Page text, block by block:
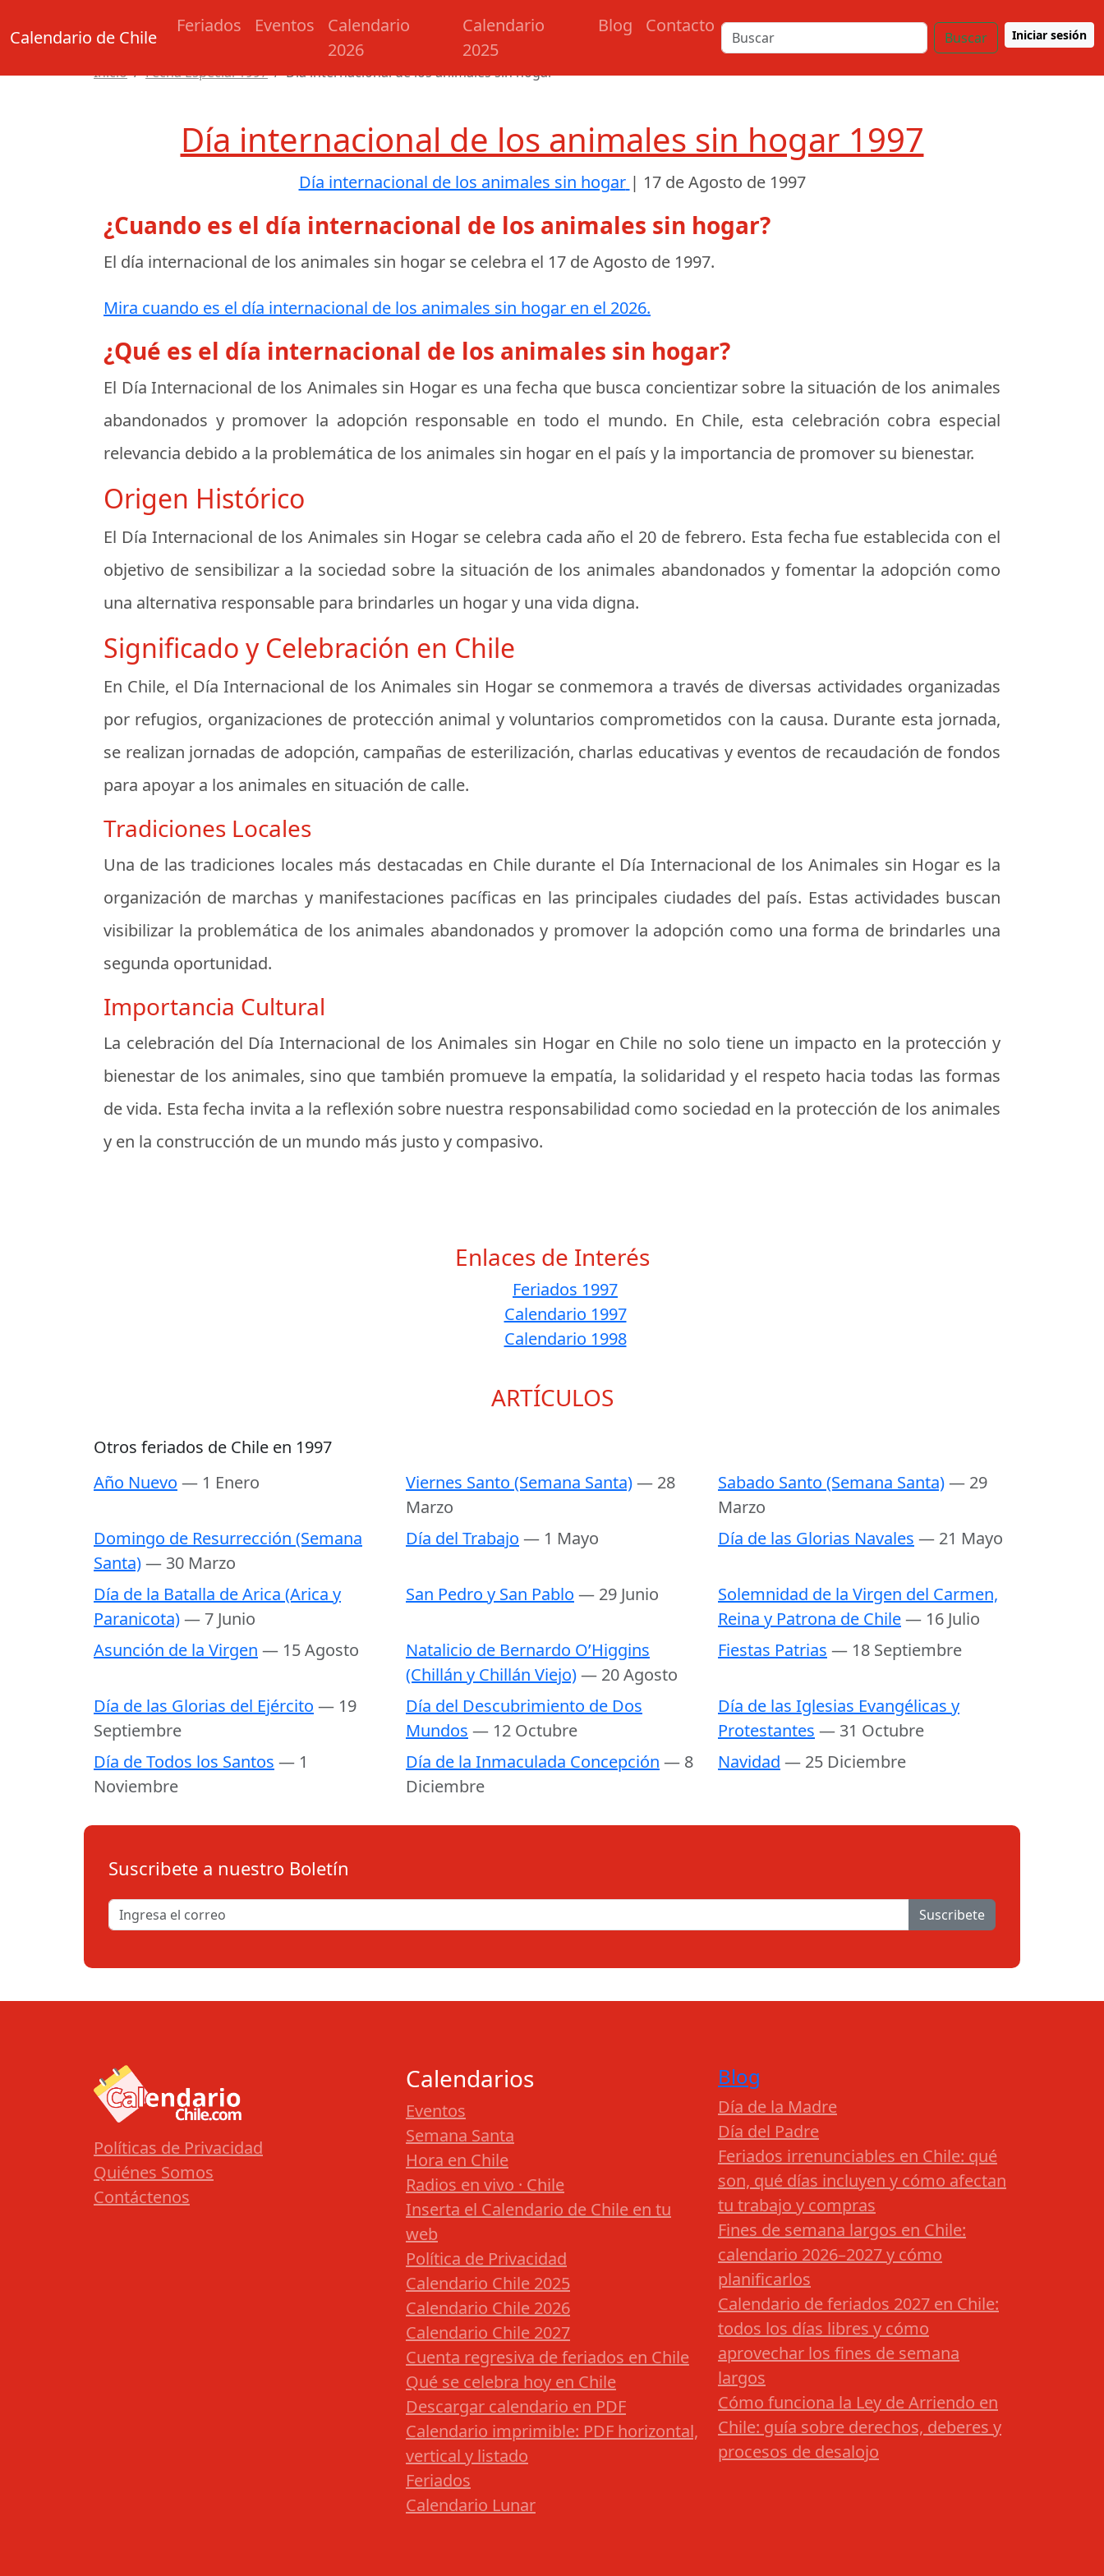
Calendario de Chile
Feriados Eventos
Calendario
2026
Calendario
2025
Blog Contacto
Buscar Iniciar sesión
Inicio Fecha Especial 1997 Día internacional de los animales sin hogar
Día internacional de los animales sin hogar 1997
Día internacional de los animales sin hogar | 17 de Agosto de 1997
¿Cuando es el día internacional de los animales sin hogar?
El día internacional de los animales sin hogar se celebra el 17 de Agosto de 1997.
Mira cuando es el día internacional de los animales sin hogar en el 2026.
¿Qué es el día internacional de los animales sin hogar?
El Día Internacional de los Animales sin Hogar es una fecha que busca concientizar sobre la situación de los animales
abandonados y promover la adopción responsable en todo el mundo. En Chile, esta celebración cobra especial
relevancia debido a la problemática de los animales sin hogar en el país y la importancia de promover su bienestar.
Origen Histórico
El Día Internacional de los Animales sin Hogar se celebra cada año el 20 de febrero. Esta fecha fue establecida con el
objetivo de sensibilizar a la sociedad sobre la situación de los animales abandonados y fomentar la adopción como
una alternativa responsable para brindarles un hogar y una vida digna.
Significado y Celebración en Chile
En Chile, el Día Internacional de los Animales sin Hogar se conmemora a través de diversas actividades organizadas
por refugios, organizaciones de protección animal y voluntarios comprometidos con la causa. Durante esta jornada,
se realizan jornadas de adopción, campañas de esterilización, charlas educativas y eventos de recaudación de fondos
para apoyar a los animales en situación de calle.
Tradiciones Locales
Una de las tradiciones locales más destacadas en Chile durante el Día Internacional de los Animales sin Hogar es la
organización de marchas y manifestaciones pacíficas en las principales ciudades del país. Estas actividades buscan
visibilizar la problemática de los animales abandonados y promover la adopción como una forma de brindarles una
segunda oportunidad.
Importancia Cultural
La celebración del Día Internacional de los Animales sin Hogar en Chile no solo tiene un impacto en la protección y
bienestar de los animales, sino que también promueve la empatía, la solidaridad y el respeto hacia todas las formas
de vida. Esta fecha invita a la reflexión sobre nuestra responsabilidad como sociedad en la protección de los animales
y en la construcción de un mundo más justo y compasivo.
Enlaces de Interés
Feriados 1997
Calendario 1997
Calendario 1998
ARTÍCULOS
Otros feriados de Chile en 1997
Año Nuevo — 1 Enero Viernes Santo (Semana Santa)— 28
Marzo
Sabado Santo (Semana Santa)— 29
Marzo
Domingo de Resurrección (Semana
Santa)— 30 Marzo
Día del Trabajo — 1 Mayo Día de las Glorias Navales — 21 Mayo
Día de la Batalla de Arica (Arica y
Paranicota)— 7 Junio
San Pedro y San Pablo — 29 Junio
Solemnidad de la Virgen del Carmen,
Reina y Patrona de Chile— 16 Julio
Asunción de la Virgen — 15 Agosto
Natalicio de Bernardo O’Higgins
(Chillán y Chillán Viejo)— 20 Agosto
Fiestas Patrias — 18 Septiembre
Día de las Glorias del Ejército — 19
Septiembre
Día del Descubrimiento de Dos
Mundos — 12 Octubre
Día de las Iglesias Evangélicas y
Protestantes — 31 Octubre
Día de Todos los Santos — 1
Noviembre
Día de la Inmaculada Concepción — 8
Diciembre
Navidad — 25 Diciembre
Suscribete a nuestro Boletín
Suscribete
Políticas de Privacidad
Quiénes Somos
Contáctenos
Calendarios
Eventos
Semana Santa
Hora en Chile
Radios en vivo · Chile
Inserta el Calendario de Chile en tu
web
Política de Privacidad
Calendario Chile 2025
Calendario Chile 2026
Calendario Chile 2027
Cuenta regresiva de feriados en Chile
Qué se celebra hoy en Chile
Descargar calendario en PDF
Calendario imprimible: PDF horizontal,
vertical y listado
Feriados
Calendario Lunar
Blog
Día de la Madre
Día del Padre
Feriados irrenunciables en Chile: qué
son, qué días incluyen y cómo afectan
tu trabajo y compras
Fines de semana largos en Chile:
calendario 2026–2027 y cómo
planificarlos
Calendario de feriados 2027 en Chile:
todos los días libres y cómo
aprovechar los fines de semana
largos
Cómo funciona la Ley de Arriendo en
Chile: guía sobre derechos, deberes y
procesos de desalojo